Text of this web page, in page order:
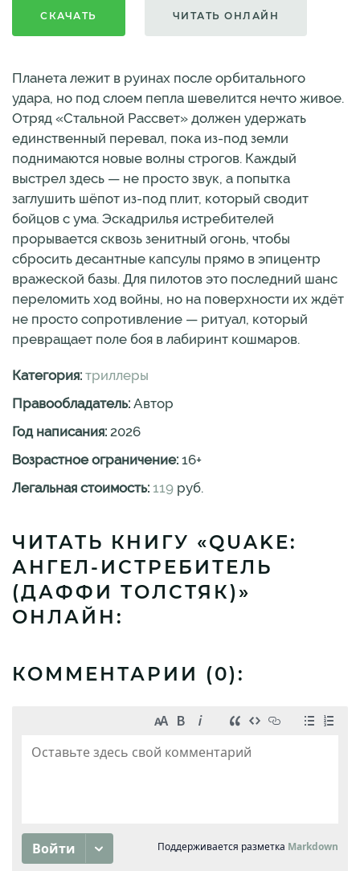
СКАЧАТЬ ЧИТАТЬ ОНЛАЙН
Планета лежит в руинах после орбитального
удара, но под слоем пепла шевелится нечто живое.
Отряд «Стальной Рассвет» должен удержать
единственный перевал, пока из-под земли
поднимаются новые волны строгов. Каждый
выстрел здесь — не просто звук, а попытка
заглушить шёпот из-под плит, который сводит
бойцов с ума. Эскадрилья истребителей
прорывается сквозь зенитный огонь, чтобы
сбросить десантные капсулы прямо в эпицентр
вражеской базы. Для пилотов это последний шанс
переломить ход войны, но на поверхности их ждёт
не просто сопротивление — ритуал, который
превращает поле боя в лабиринт кошмаров.
Категория: триллеры
Правообладатель: Автор
Год написания: 2026
Возрастное ограничение: 16+
Легальная стоимость: 119 руб.
ЧИТАТЬ КНИГУ «QUAKE:
АНГЕЛ-ИСТРЕБИТЕЛЬ
(ДАФФИ ТОЛСТЯК)»
ОНЛАЙН:
КОММЕНТАРИИ (0):